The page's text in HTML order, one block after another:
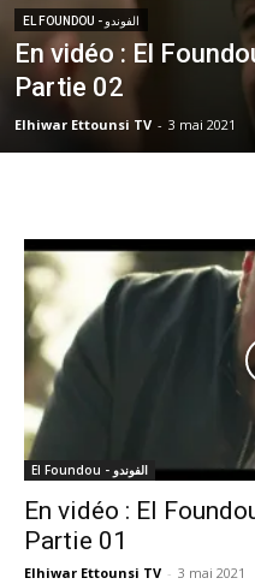
EL FOUNDOU - الفوندو
En vidéo : El
Partie 02
Elhiwar Ettounsi TV - 3 mai 2021
El Foundou - الفوندو
En vidéo : El
Partie 01
Elhiwar Ettounsi TV - 3 mai 2021